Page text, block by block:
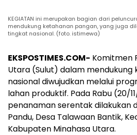
KEGIATAN ini merupakan bagian dari
mendukung ketahanan pangan, yang juga
tingkat nasional. (foto. istimewa)
EKSPOSTIMES.COM- Komitmen
Utara (Sulut) dalam
nasional diwujudkan melalui
lahan produktif. Pada Rabu (20/
penanaman serentak dilakukan
Pandu, Desa Talawaan Bantik,
Kabupaten Minahasa Utara.